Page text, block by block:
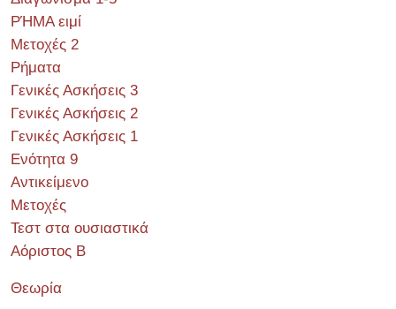
ΡΉΜΑ ειμί
Μετοχές 2
Ρήματα
Γενικές Ασκήσεις 3
Γενικές Ασκήσεις 2
Γενικές Ασκήσεις 1
Ενότητα 9
Αντικείμενο
Μετοχές
Τεστ στα ουσιαστικά
Αόριστος Β
Θεωρία